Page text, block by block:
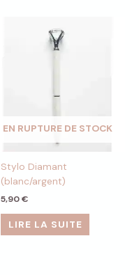
EN RUPTURE DE STOCK
Stylo Diamant
(blanc/argent)
5,90€
LIRE LA SUITE